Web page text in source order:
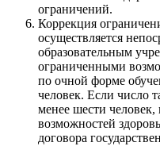
ограничений.
Коррекция
осуществляется
образовательным
ограниченными
по очной форме
человек. Если число
менее шести
возможностей
договора